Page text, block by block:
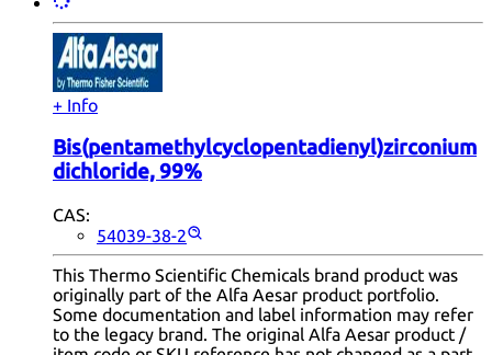
+ Info
Bis(pentamethylcyclopentadienyl)zirconium
dichloride, 99%
CAS:
54039-38-2
This Thermo Scientific Chemicals brand product was
originally part of the Alfa Aesar product portfolio.
Some documentation and label information may refer
to the legacy brand. The original Alfa Aesar product /